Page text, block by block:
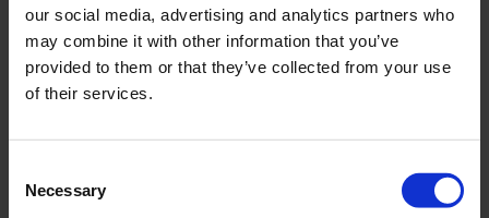
our social media, advertising and analytics partners who
may combine it with other information that you’ve
provided to them or that they’ve collected from your use
of their services.
Selection
Necessary
Indigo – ein sattes, tiefes Blau von bleibendem Charakter.
Voll gefüttert für optimalen Tragekomfort.
Art.-Nr.: 368_504_040
Material: